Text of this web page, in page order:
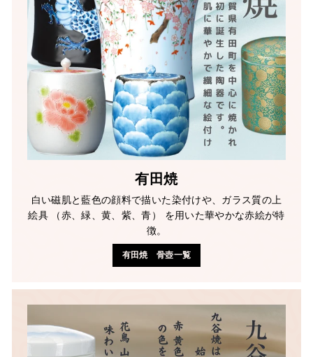
有田焼
白い磁肌と藍色の顔料で描いた染付けや、ガラス質の上
絵具 （赤、緑、黄、紫、青） を用いた華やかな赤絵が特
徴。
有田焼 骨壺一覧